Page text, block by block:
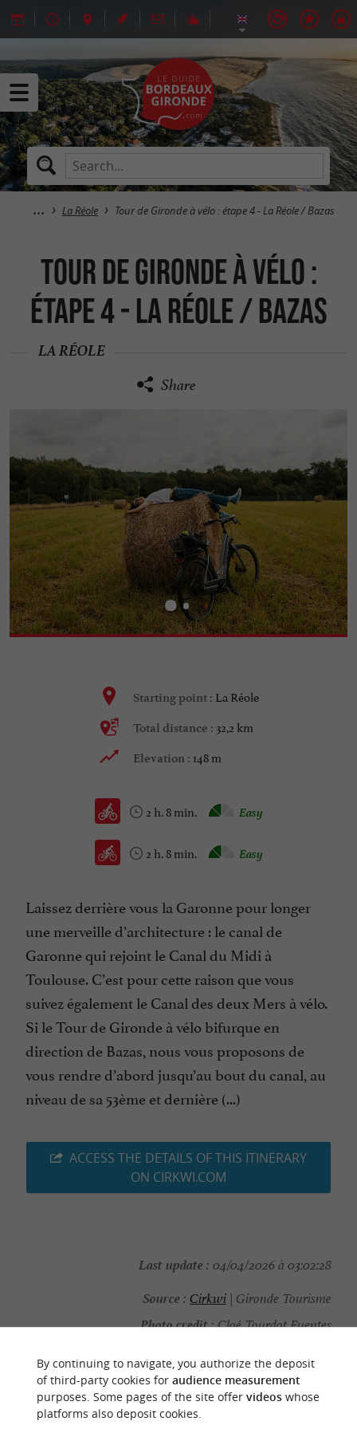
La Réole Tour de Gironde à vélo : étape 4 - La Réole / Bazas
Tour de Gironde à vélo :
étape 4 - La Réole / Bazas
LA RÉOLE
Share
Starting point : La Réole
Total distance : 32,2 km
Elevation : 148 m
2 h. 8 min. Easy
2 h. 8 min. Easy
Laissez derrière vous la Garonne pour longer
une merveille d’architecture : le canal de
Garonne qui rejoint le Canal du Midi à
Toulouse. C’est pour cette raison que vous
suivez également le Canal des deux Mers à vélo.
Si le Tour de Gironde à vélo bifurque en
direction de Bazas, nous vous proposons de
vous rendre d’abord jusqu’au bout du canal, au
niveau de sa 53ème et dernière (...)
ACCESS THE DETAILS OF THIS ITINERARY
ON CIRKWI.COM
Last update : 04/04/2026 à 03:02:28
Source : Cirkwi | Gironde Tourisme
Photo credit :Cloé Tourdot Fuentes
YOU WILL LIKE
By continuing to navigate, you authorize the deposit
of third-party cookies for audience measurement
purposes. Some pages of the site offer videoswhose
platforms also deposit cookies.